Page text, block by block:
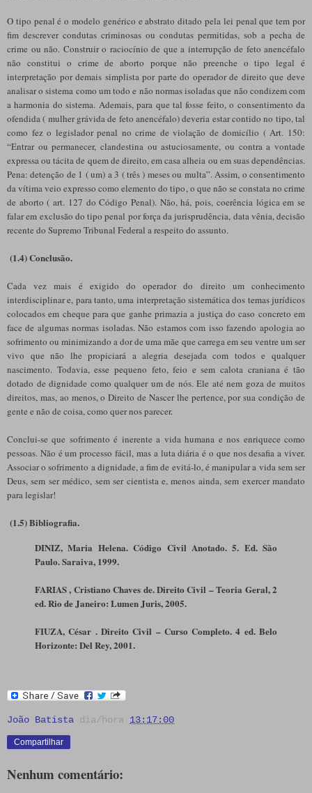
O tipo penal é o modelo genérico e abstrato ditado pela lei penal que tem por
fim descrever condutas criminosas ou condutas permitidas, sob a pecha de
crime ou não. Construir o raciocínio de que a interrupção de feto anencéfalo
não constitui o crime de aborto porque não preenche o tipo legal é
interpretação por demais simplista por parte do operador de direito que deve
analisar o sistema como um todo e não normas isoladas que não condizem com
a harmonia do sistema. Ademais, para que tal fosse feito, o consentimento da
ofendida ( mulher grávida de feto anencéfalo) deveria estar contido no tipo, tal
como fez o legislador penal no crime de violação de domicílio ( Art. 150:
“Entrar ou permanecer, clandestina ou astuciosamente, ou contra a vontade
expressa ou tácita de quem de direito, em casa alheia ou em suas dependências.
Pena: detenção de 1 ( um) a 3 ( três ) meses ou multa”. Assim, o consentimento
da vítima veio expresso como elemento do tipo, o que não se constata no crime
de aborto ( art. 127 do Código Penal). Não, há, pois, coerência lógica em se
falar em exclusão do tipo penal por força da jurisprudência, data vênia, decisão
recente do Supremo Tribunal Federal a respeito do assunto.
(1.4) Conclusão.
Cada vez mais é exigido do operador do direito um conhecimento
interdisciplinar e, para tanto, uma interpretação sistemática dos temas jurídicos
colocados em cheque para que ganhe primazia a justiça do caso concreto em
face de algumas normas isoladas. Não estamos com isso fazendo apologia ao
sofrimento ou minimizando a dor de uma mãe que carrega em seu ventre um ser
vivo que não lhe propiciará a alegria desejada com todos e qualquer
nascimento. Todavia, esse pequeno feto, feio e sem calota craniana é tão
dotado de dignidade como qualquer um de nós. Ele até nem goza de muitos
direitos, mas, ao menos, o Direito de Nascer lhe pertence, por sua condição de
gente e não de coisa, como quer nos parecer.
Conclui-se que sofrimento é inerente a vida humana e nos enriquece como
pessoas. Não é um processo fácil, mas a luta diária é o que nos desafia a viver.
Associar o sofrimento a dignidade, a fim de evitá-lo, é manipular a vida sem ser
Deus, sem ser médico, sem ser cientista e, menos ainda, sem exercer mandato
para legislar!
(1.5) Bibliografia.
DINIZ, Maria Helena. Código Civil Anotado. 5. Ed. São
Paulo. Saraiva, 1999.
FARIAS , Cristiano Chaves de. Direito Civil – Teoria Geral, 2
ed. Rio de Janeiro: Lumen Juris, 2005.
FIUZA, César . Direito Civil – Curso Completo. 4 ed. Belo
Horizonte: Del Rey, 2001.
João Batista dia/hora 13:17:00
Compartilhar
Nenhum comentário: